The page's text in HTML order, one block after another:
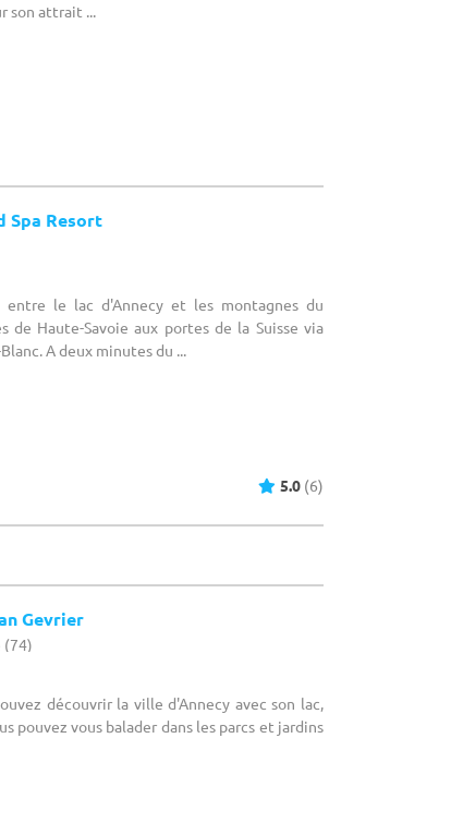
son attrait ...
Spa Resort
entre le lac d'Annecy et les montagnes du
de Haute-Savoie aux portes de la Suisse via
A deux minutes du ...
5.0 (6)
Gevrier
(74)
découvrir la ville d'Annecy avec son lac,
pouvez vous balader dans les parcs et jardins